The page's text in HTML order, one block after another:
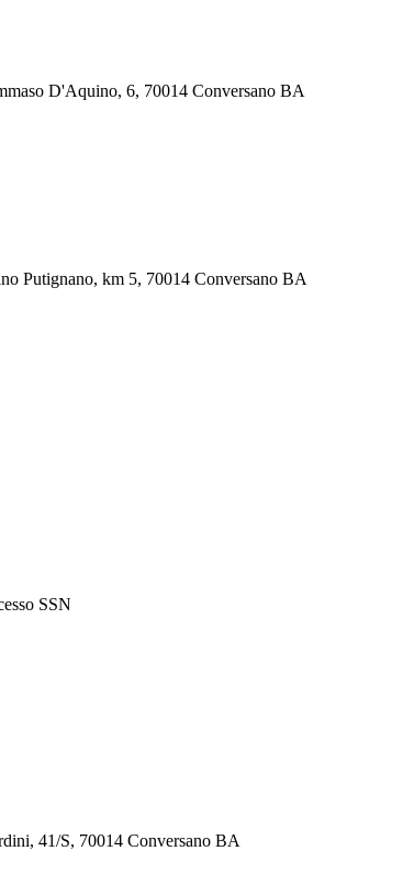
D'Aquino, 6, 70014 Conversano BA
Putignano, km 5, 70014 Conversano BA
SSN
41/S, 70014 Conversano BA